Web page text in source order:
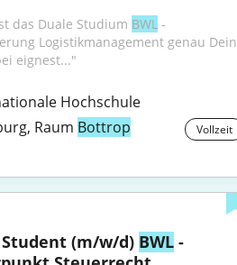
das Duale Studium BWL -
Logistikmanagement genau Dein
eignest..."
Hochschule
Raum Bottrop Vollzeit
(m/w/d) BWL -